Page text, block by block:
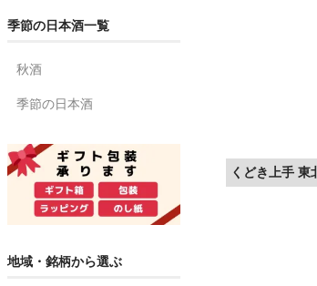
くどき上手
季節の日本酒一覧
秋酒
季節の日本酒
地域・銘柄から選ぶ